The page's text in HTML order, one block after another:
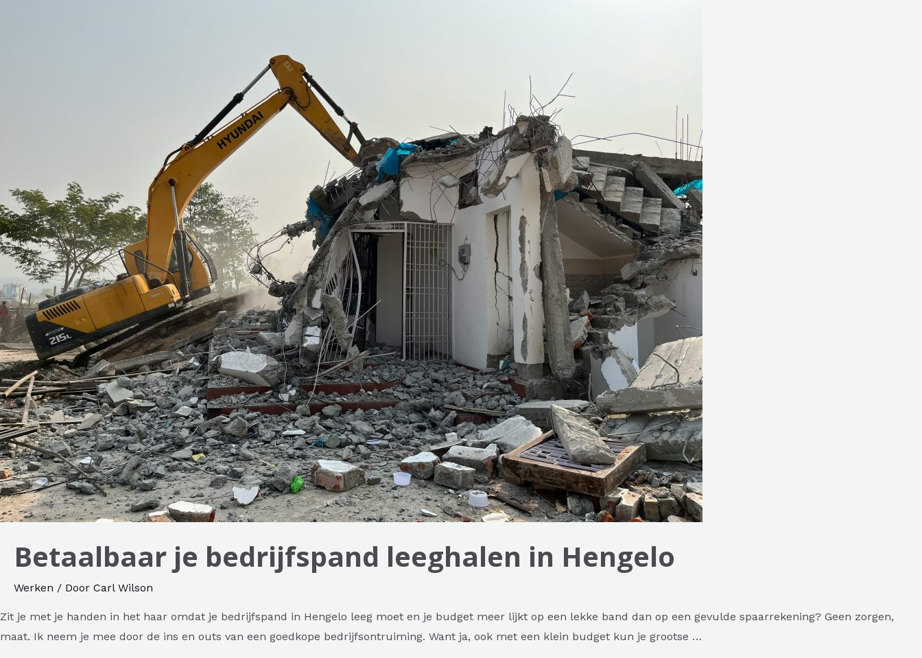
Betaalbaar je bedrijfspand leeghalen in Hengelo
Werken / Door Carl Wilson
Zit je met je handen in het haar omdat je bedrijfspand in Hengelo leeg moet en je budget meer lijkt op een lekke band dan op een gevulde spaarrekening? Geen zorgen,
maat. Ik neem je mee door de ins en outs van een goedkope bedrijfsontruiming. Want ja, ook met een klein budget kun je grootse …